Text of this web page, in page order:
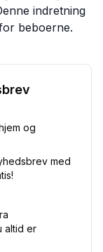
indretning
beboerne.
og
med
altid er